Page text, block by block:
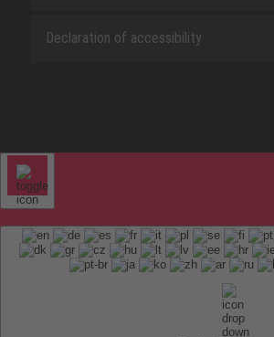
Declaration of accessibility